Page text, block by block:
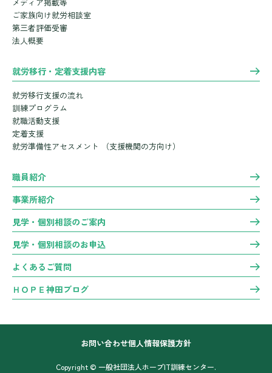
メディア掲載等
ご家族向け就労相談室
第三者評価受審
法人概要
就労移行・定着支援内容
就労移行支援の流れ
訓練プログラム
就職活動支援
定着支援
就労準備性アセスメント
（支援機関の方向け）
職員紹介
事業所紹介
見学・個別相談のご案内
見学・個別相談のお申込
よくあるご質問
ＨＯＰＥ神田ブログ
お問い合わせ個人情報保護方針
Copyright © 一般社団法人ホープIT訓練センター.